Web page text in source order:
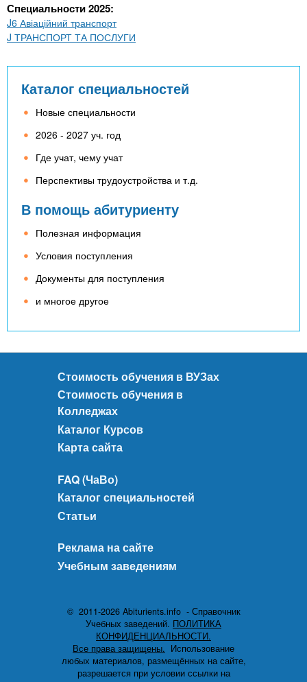
Специальности 2025:
J6 Авіаційний транспорт
J ТРАНСПОРТ ТА ПОСЛУГИ
Каталог специальностей
Новые специальности
2026 - 2027 уч. год
Где учат, чему учат
Перспективы трудоустройства и т.д.
В помощь абитуриенту
Полезная информация
Условия поступления
Документы для поступления
и многое другое
Стоимость обучения в ВУЗах
Стоимость обучения в
Колледжах
Каталог Курсов
Карта сайта
FAQ (ЧаВо)
Каталог специальностей
Статьи
Реклама на сайте
Учебным заведениям
© 2011-2026 Abiturients.info - Справочник
Учебных заведений. ПОЛИТИКА
КОНФИДЕНЦИАЛЬНОСТИ.
Все права защищены. Использование
любых материалов, размещённых на сайте,
разрешается при условии ссылки на